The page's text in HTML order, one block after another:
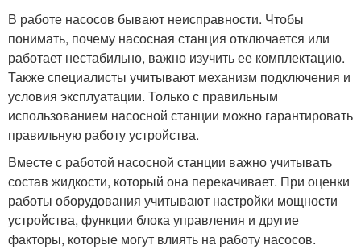
В работе насосов бывают неисправности. Чтобы
понимать, почему насосная станция отключается или
работает нестабильно, важно изучить ее комплектацию.
Также специалисты учитывают механизм подключения и
условия эксплуатации. Только с правильным
использованием насосной станции можно гарантировать
правильную работу устройства.
Вместе с работой насосной станции важно учитывать
состав жидкости, который она перекачивает. При оценки
работы оборудования учитывают настройки мощности
устройства, функции блока управления и другие
факторы, которые могут влиять на работу насосов.